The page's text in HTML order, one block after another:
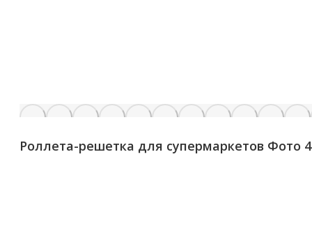
Роллета-решетка для супермаркетов Фото 4